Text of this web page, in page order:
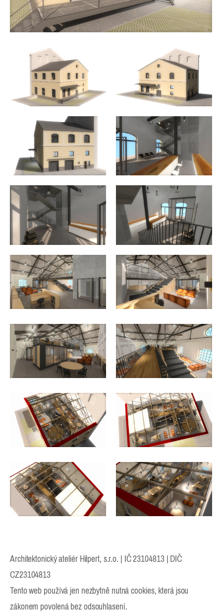
Architektonický ateliér Hilpert, s.r.o. | IČ 23104813 | DIČ
CZ23104813
Tento web používá jen nezbytně nutná cookies, která jsou
zákonem povolená bez odsouhlasení.